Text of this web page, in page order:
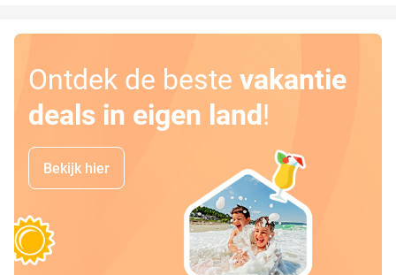
Ontdek de beste vakantie
deals in eigen land!
Bekijk hier